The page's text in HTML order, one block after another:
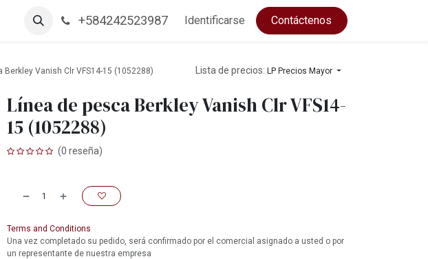
Empleos +584242523987 Identificarse Contáctenos
Berkley Vanish Clr VFS14-15 (1052288) Lista de precios: LP Precios Mayor
Línea de pesca Berkley Vanish Clr VFS14-
15 (1052288)
(0 reseña)
Terms and Conditions
Una vez completado su pedido, será confirmado por el comercial asignado a usted o por
un representante de nuestra empresa